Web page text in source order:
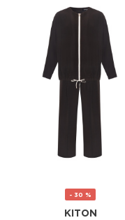
- 30 %
KITON